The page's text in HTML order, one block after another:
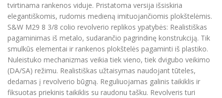
tvirtinama rankenos viduje. Pristatoma versija išsiskiria
elegantiškomis, rudomis medieną imituojančiomis plokštelėmis.
S&W M29 8 3/8 colio revolverio replikos ypatybės: Realistiškas
pagaminimas iš metalo, sudarančio pagrindinę konstrukciją. Tik
smulkūs elementai ir rankenos plokštelės pagaminti iš plastiko.
Nuleistuko mechanizmas veikia tiek vieno, tiek dvigubo veikimo
(DA/SA) režimu. Realistiškas užtaisymas naudojant tūteles,
dedamas į revolverio būgną. Reguliuojamas galinis taikiklis ir
fiksuotas priekinis taikiklis su raudonu tašku. Revolveris turi